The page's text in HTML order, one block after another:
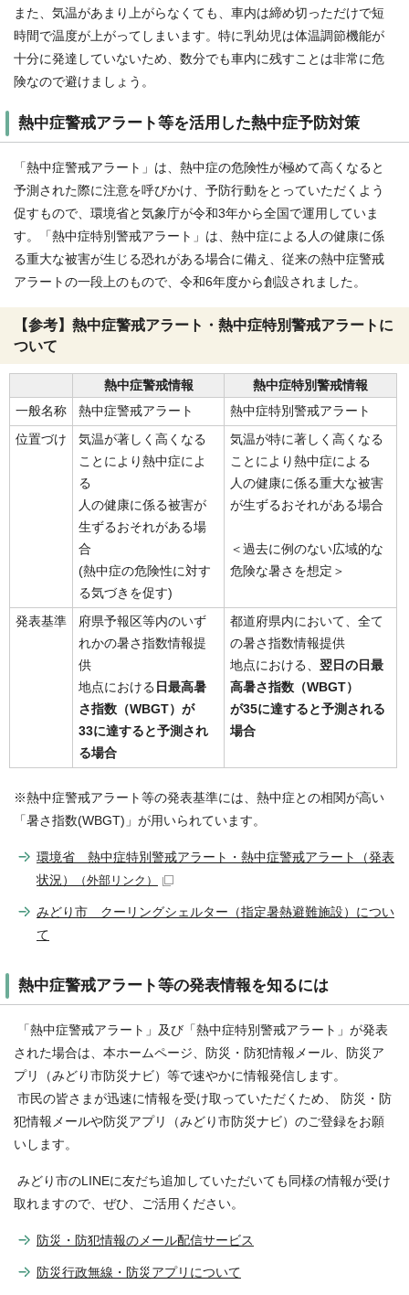
また、気温があまり上がらなくても、車内は締め切っただけで短
時間で温度が上がってしまいます。特に乳幼児は体温調節機能が
十分に発達していないため、数分でも車内に残すことは非常に危
険なので避けましょう。
熱中症警戒アラート等を活用した熱中症予防対策
「熱中症警戒アラート」は、熱中症の危険性が極めて高くなると
予測された際に注意を呼びかけ、予防行動をとっていただくよう
促すもので、環境省と気象庁が令和3年から全国で運用していま
す。「熱中症特別警戒アラート」は、熱中症による人の健康に係
る重大な被害が生じる恐れがある場合に備え、従来の熱中症警戒
アラートの一段上のもので、令和6年度から創設されました。
【参考】熱中症警戒アラート・熱中症特別警戒アラートに
ついて
熱中症警戒情報
熱中症特別警戒情報
一般名称
熱中症警戒アラート 熱中症特別警戒アラート
位置づけ
気温が著しく高くなる
ことにより熱中症によ
る
人の健康に係る被害が
生ずるおそれがある場
合
(熱中症の危険性に対す
る気づきを促す)
気温が特に著しく高くなる
ことにより熱中症による
人の健康に係る重大な被害
が生ずるおそれがある場合
＜過去に例のない広域的な
危険な暑さを想定＞
発表基準
府県予報区等内のいず
れかの暑さ指数情報提
供
地点における 日最高暑
さ指数（WBGT）が
33に達すると予測され
る場合
都道府県内において、全て
の暑さ指数情報提供
地点における、 翌日の日最
高暑さ指数（WBGT）
が35に達すると予測される
場合
※熱中症警戒アラート等の発表基準には、熱中症との相関が高い
「暑さ指数(WBGT)」が用いられています。
環境省 熱中症特別警戒アラート・熱中症警戒アラート（発表
状況）
（外部リンク）
みどり市 クーリングシェルター（指定暑熱避難施設）につい
て
熱中症警戒アラート等の発表情報を知るには
「熱中症警戒アラート」及び「熱中症特別警戒アラート」が発表
された場合は、本ホームページ、防災・防犯情報メール、防災ア
プリ（みどり市防災ナビ）等で速やかに情報発信します。
市民の皆さまが迅速に情報を受け取っていただくため、 防災・防
犯情報メールや防災アプリ（みどり市防災ナビ）のご登録をお願
いします。
みどり市のLINEに友だち追加していただいても同様の情報が受け
取れますので、ぜひ、ご活用ください。
防災・防犯情報のメール配信サービス
防災行政無線・防災アプリについて